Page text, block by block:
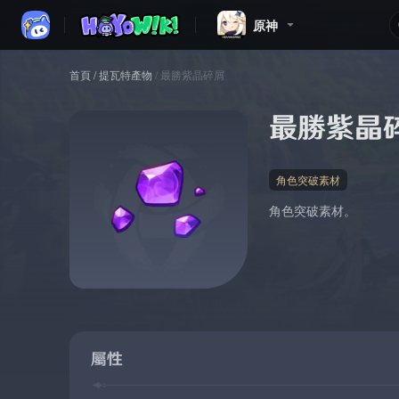
原神
首頁/提瓦特產物 / 最勝紫晶碎屑
最勝紫晶
角色突破素材
角色突破素材。
屬性